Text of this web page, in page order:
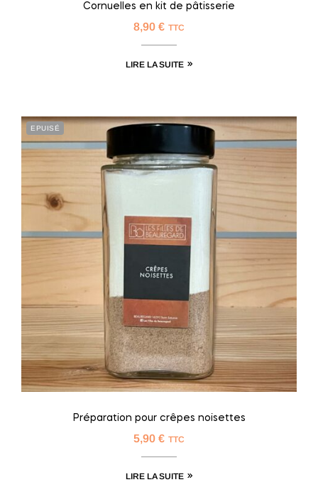
Cornuelles en kit de pâtisserie
8,90 € TTC
LIRE LA SUITE
EPUISÉ
Préparation pour crêpes noisettes
5,90 € TTC
LIRE LA SUITE